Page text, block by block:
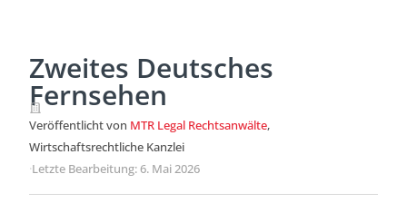
Zweites Deutsches
Fernsehen
Veröffentlicht von MTR Legal Rechtsanwälte,
Wirtschaftsrechtliche Kanzlei
·Letzte Bearbeitung: 6. Mai 2026